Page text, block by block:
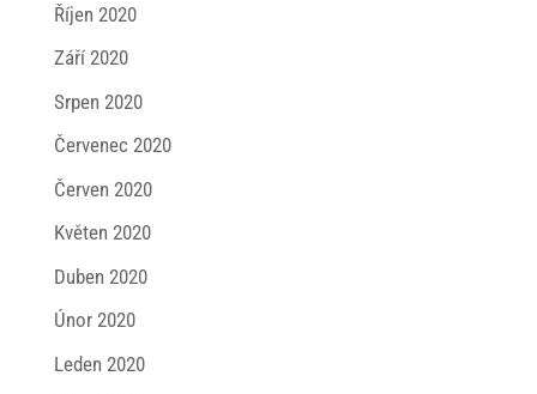
Říjen 2020
Září 2020
Srpen 2020
Červenec 2020
Červen 2020
Květen 2020
Duben 2020
Únor 2020
Leden 2020